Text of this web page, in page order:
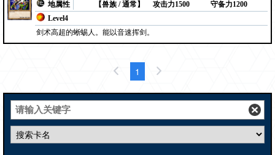
地属性
【兽族 / 通常】
Level4
攻击力1500 守备力1200
剑术高超的蜥蜴人。能以音速挥剑。
1